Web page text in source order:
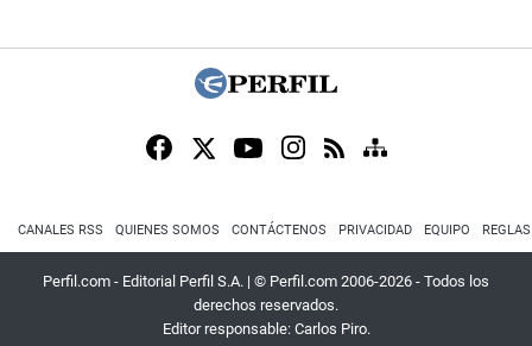
CANALES RSS QUIENES SOMOS CONTÁCTENOS PRIVACIDAD EQUIPO
Perfil.com - Editorial Perfil S.A. | © Perfil.com 2006-2026 - Todos los
derechos reservados.
Editor responsable: Carlos Piro.